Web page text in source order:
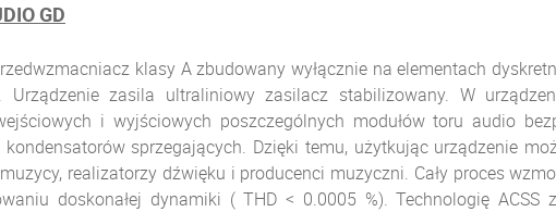
GD
klasy A zbudowany wyłącznie na elementach
zasila ultraliniowy zasilacz stabilizowany. W
i wyjściowych poszczególnych modułów toru audio
sprzegających. Dzięki temu, użytkując urządzenie
realizatorzy dźwięku i producenci muzyczni. Cały proces
doskonałej dynamiki ( THD < 0.0005 %). Technologię ACSS